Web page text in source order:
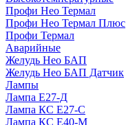
Профи Нео Термал
Профи Нео Термал Плюс
Профи Термал
Аварийные
Желудь Нео БАП
Желудь Нео БАП Датчик
Лампы
Лампа Е27-Д
Лампа КС Е27-С
Лампа КС Е40-М